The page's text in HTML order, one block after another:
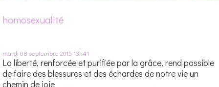
homosexualité
mardi 08 septembre 2015 13h41
La liberté, renforcée et purifiée par la grâce, rend possible
de faire des blessures et des échardes de notre vie un
chemin de joie